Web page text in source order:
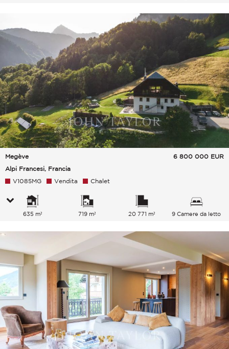
Megève
Alpi Francesi, Francia
6 800 000 EUR
V1085MG Vendita Chalet
635 m² 719 m² 20 771 m² 9 Camere da letto